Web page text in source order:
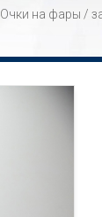
Очки на фары /